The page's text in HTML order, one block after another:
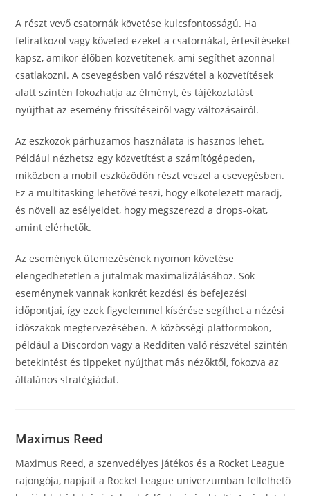
A részt vevő csatornák követése kulcsfontosságú. Ha
feliratkozol vagy követed ezeket a csatornákat, értesítéseket
kapsz, amikor élőben közvetítenek, ami segíthet azonnal
csatlakozni. A csevegésben való részvétel a közvetítések
alatt szintén fokozhatja az élményt, és tájékoztatást
nyújthat az esemény frissítéseiről vagy változásairól.
Az eszközök párhuzamos használata is hasznos lehet.
Például nézhetsz egy közvetítést a számítógépeden,
miközben a mobil eszközödön részt veszel a csevegésben.
Ez a multitasking lehetővé teszi, hogy elkötelezett maradj,
és növeli az esélyeidet, hogy megszerezd a drops-okat,
amint elérhetők.
Az események ütemezésének nyomon követése
elengedhetetlen a jutalmak maximalizálásához. Sok
eseménynek vannak konkrét kezdési és befejezési
időpontjai, így ezek figyelemmel kísérése segíthet a nézési
időszakok megtervezésében. A közösségi platformokon,
például a Discordon vagy a Redditen való részvétel szintén
betekintést és tippeket nyújthat más nézőktől, fokozva az
általános stratégiádat.
Maximus Reed
Maximus Reed, a szenvedélyes játékos és a Rocket League
rajongója, napjait a Rocket League univerzumban fellelhető